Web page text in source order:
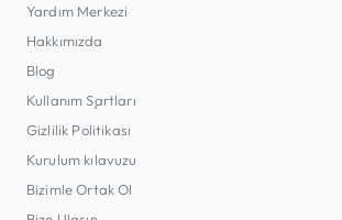
Yardım Merkezi
Hakkımızda
Blog
Kullanım Şartları
Gizlilik Politikası
Kurulum kılavuzu
Bizimle Ortak Ol